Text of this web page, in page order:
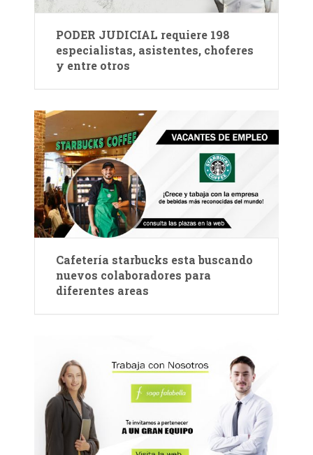
PODER JUDICIAL requiere 198
especialistas, asistentes, choferes
y entre otros
Cafetería starbucks esta buscando
nuevos colaboradores para
diferentes areas